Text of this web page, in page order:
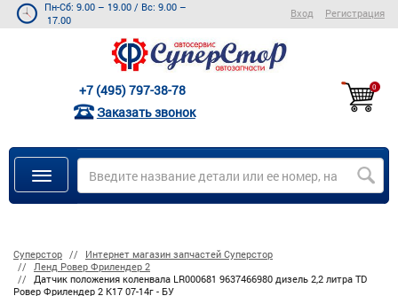
Пн-Сб: 9.00 – 19.00 / Вс: 9.00 –
17.00
Вход Регистрация
+7 (495) 797-38-78
Заказать звонок
0
Суперстор
Интернет магазин запчастей Суперстор
Ленд Ровер Фрилендер 2
Датчик положения коленвала LR000681 9637466980 дизель 2,2 литра TD
Ровер Фрилендер 2 К17 07-14г - БУ